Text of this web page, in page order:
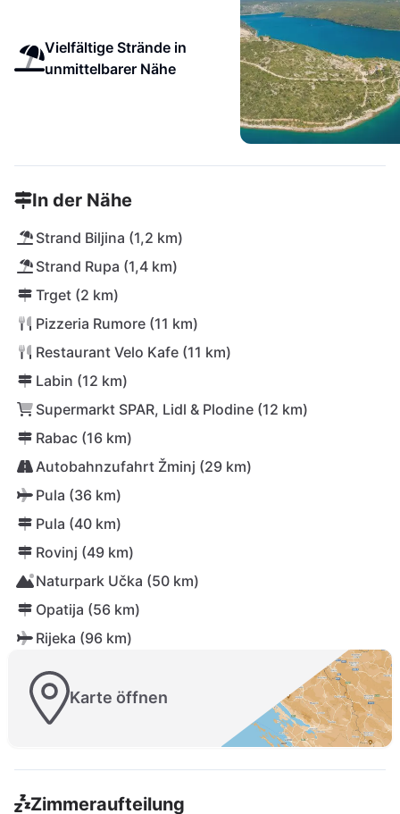
Vielfältige Strände in
unmittelbarer Nähe
In der Nähe
Strand Biljina (1,2 km)
Strand Rupa (1,4 km)
Trget (2 km)
Pizzeria Rumore (11 km)
Restaurant Velo Kafe (11 km)
Labin (12 km)
Supermarkt SPAR, Lidl & Plodine (12 km)
Rabac (16 km)
Autobahnzufahrt Žminj (29 km)
Pula (36 km)
Pula (40 km)
Rovinj (49 km)
Naturpark Učka (50 km)
Opatija (56 km)
Rijeka (96 km)
Karte öffnen
Zimmeraufteilung